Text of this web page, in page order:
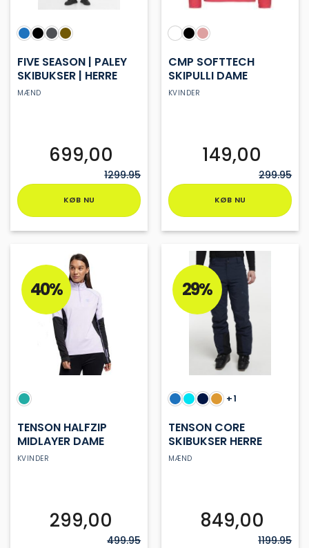
MÆND
FIVE SEASON | PALEY
SKIBUKSER | HERRE
KØB NU
vare
har
flere
varianter.
Mulighederne
vælges
på
varesiden
1299.95
699,00
KVINDER
CMP SOFTTECH
SKIPULLI DAME
KØB NU
vare
har
flere
varianter.
Mulighederne
kan
vælges
på
varesiden
299.95
149,00
40%
KVINDER
TENSON HALFZIP
MIDLAYER DAME
499.95
299,00
29%
+1
MÆND
TENSON CORE
SKIBUKSER HERRE
1199.95
849,00